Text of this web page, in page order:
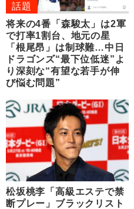
話題
将来の4番「森駿太」は2軍
で打率1割台、地元の星
「根尾昂」は制球難…中日
ドラゴンズ“最下位低迷”よ
り深刻な“有望な若手が伸
び悩む問題”
松坂桃李「高級エステで禁
断プレー」ブラックリスト